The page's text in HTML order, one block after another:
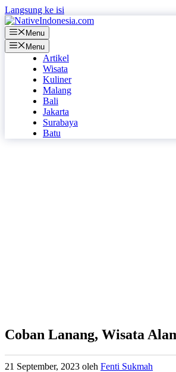
Langsung ke isi
Menu
Menu
Artikel
Wisata
Kuliner
Malang
Bali
Jakarta
Surabaya
Batu
Coban Lanang, Wisata
21 September, 2023 oleh Fenti Sukmah